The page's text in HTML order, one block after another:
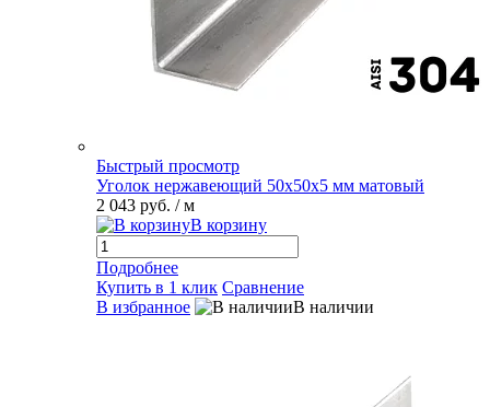
Быстрый просмотр
Уголок нержавеющий 50х50х5 мм матовый
2 043 руб. / м
В корзину
Подробнее
Купить в 1 клик Сравнение
В избранное
В наличии